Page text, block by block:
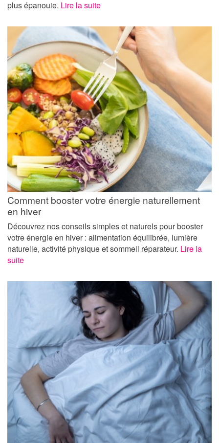
plus épanouie. Lire la suite
Comment booster votre énergie naturellement
en hiver
Découvrez nos conseils simples et naturels pour booster
votre énergie en hiver : alimentation équilibrée, lumière
naturelle, activité physique et sommeil réparateur. Lire la
suite